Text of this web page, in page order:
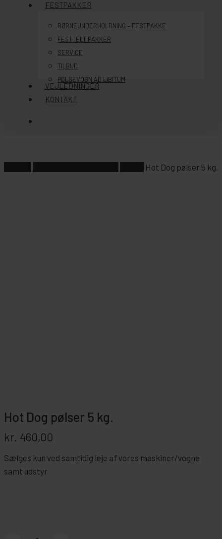
FESTPAKKER
BØRNEUNDERHOLDNING – FESTPAKKE
FESTTELT PAKKER
SERVICE
TILBUD
PØLSEVOGN AD LIBITUM
VEJLEDNINGER
KONTAKT
Hot Dog pølser 5 kg.
Hot Dog pølser 5 kg.
kr. 460,00
Sælges kun ved samtidig leje af vores maskiner/vogne
samt udstyr